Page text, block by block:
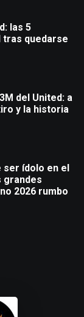
las 5
quedarse
del United: a
y la historia
ser ídolo en el
grandes
2026 rumbo